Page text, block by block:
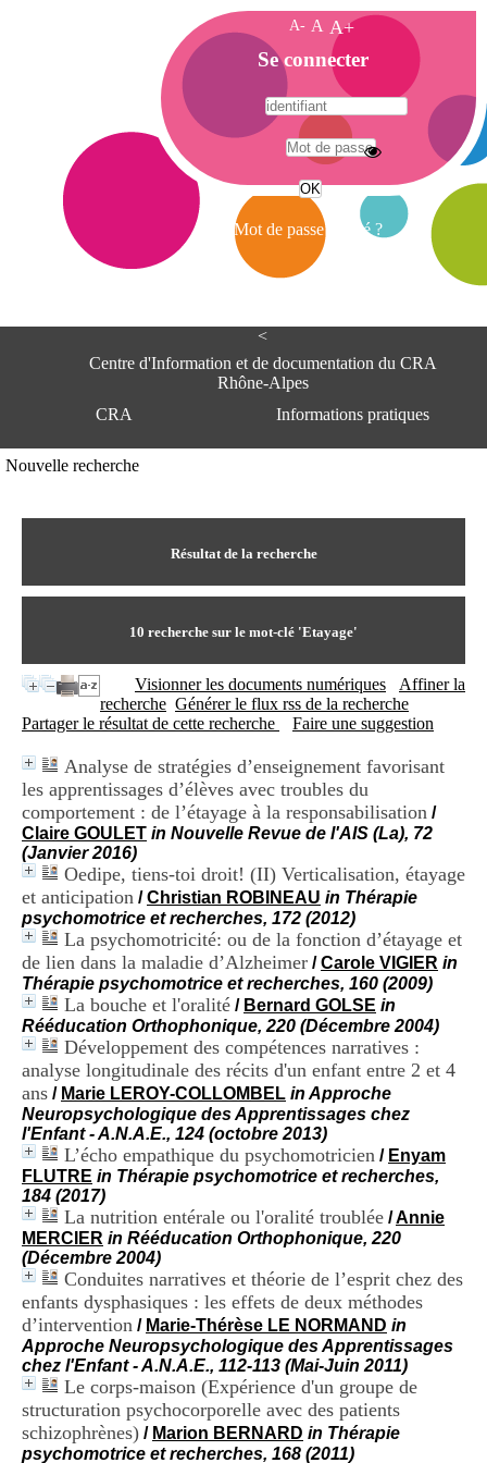
<
Centre d'Information et de documentation du CRA
Rhône-Alpes
CRA
Informations pratiques
Centre Hospitalier le Vinatier
Horaires
9h00-12h00 13h30-16h00
+33(0)4 37 91 54 65
Fax:+33(0)4 37 91 54 37
Mail
Nouvelle recherche
Résultat de la recherche
10 recherche sur le mot-clé 'Etayage'
Visionner les documents numériques
Affiner la
recherche Générer le flux rss de la recherche
Partager le résultat de cette recherche
Faire une suggestion
Analyse de stratégies d’enseignement favorisant
les apprentissages d’élèves avec troubles du
comportement : de l’étayage à la responsabilisation /
Claire GOULET in Nouvelle Revue de l'AIS (La), 72
(Janvier 2016)
Oedipe, tiens-toi droit! (II) Verticalisation, étayage
et anticipation /Christian ROBINEAU in Thérapie
psychomotrice et recherches, 172 (2012)
La psychomotricité: ou de la fonction d’étayage et
de lien dans la maladie d’Alzheimer /Carole VIGIER in
Thérapie psychomotrice et recherches, 160 (2009)
La bouche et l'oralité / Bernard GOLSE in
Rééducation Orthophonique, 220 (Décembre 2004)
Développement des compétences narratives :
analyse longitudinale des récits d'un enfant entre 2 et 4
ans / Marie LEROY-COLLOMBEL in Approche
Neuropsychologique des Apprentissages chez
l'Enfant - A.N.A.E., 124 (octobre 2013)
L’écho empathique du psychomotricien / Enyam
FLUTRE in Thérapie psychomotrice et recherches,
184 (2017)
La nutrition entérale ou l'oralité troublée /Annie
MERCIER in Rééducation Orthophonique, 220
(Décembre 2004)
Conduites narratives et théorie de l’esprit chez des
enfants dysphasiques : les effets de deux méthodes
d’intervention / Marie-Thérèse LE NORMAND in
Approche Neuropsychologique des Apprentissages
chez l'Enfant - A.N.A.E., 112-113 (Mai-Juin 2011)
Le corps-maison (Expérience d'un groupe de
structuration psychocorporelle avec des patients
schizophrènes) / Marion BERNARD in Thérapie
psychomotrice et recherches, 168 (2011)
A- A A+
A
c
c
e
i
Se connecter
Mot de passe oublié ?
A
e
e
n
o
m
t
n
t
e
D
o
c
m
e
n
t
a
t
i
o
n
d
C
R
A
R
h
ô
e
-
l
p
e
s
C
e
n
t
r
e